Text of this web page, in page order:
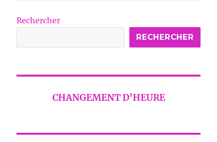
Rechercher
RECHERCHER
CHANGEMENT D'HEURE